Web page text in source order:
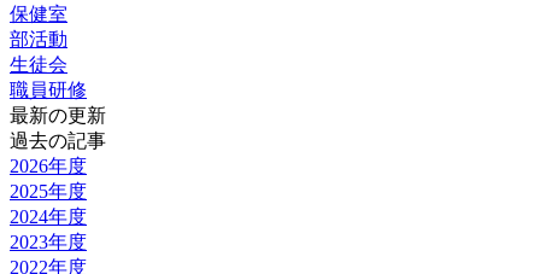
保健室
部活動
生徒会
職員研修
最新の更新
過去の記事
2026年度
2025年度
2024年度
2023年度
2022年度